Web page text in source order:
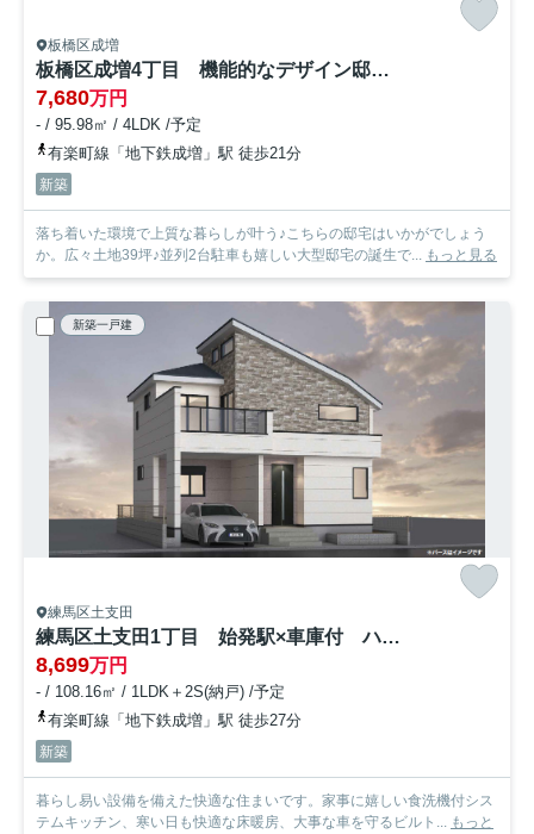
板橋区成増
板橋区成増4丁目 機能的なデザイン邸宅 限定1棟
7,680万円
- / 95.98㎡ / 4LDK /予定
有楽町線「地下鉄成増」駅 徒歩21分
新築
落ち着いた環境で上質な暮らしが叶う♪こちらの邸宅はいかがでしょう
か。広々土地39坪♪並列2台駐車も嬉しい大型邸宅の誕生で... もっと見る
新築一戸建
練馬区土支田
練馬区土支田1丁目 始発駅×車庫付 ハイグレード住宅 限定1棟
8,699万円
- / 108.16㎡ / 1LDK＋2S(納戸) /予定
有楽町線「地下鉄成増」駅 徒歩27分
新築
暮らし易い設備を備えた快適な住まいです。家事に嬉しい食洗機付シス
テムキッチン、寒い日も快適な床暖房、大事な車を守るビルト... もっと